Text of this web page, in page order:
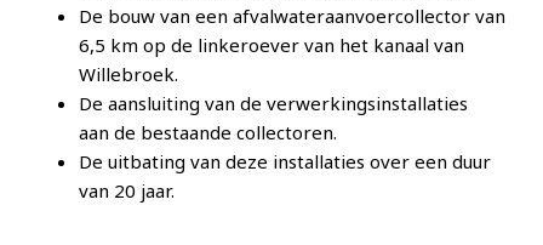
De bouw van een afvalwateraanvoercollector van
6,5 km op de linkeroever van het kanaal van
Willebroek.
De aansluiting van de verwerkingsinstallaties
aan de bestaande collectoren.
De uitbating van deze installaties over een duur
van 20 jaar.